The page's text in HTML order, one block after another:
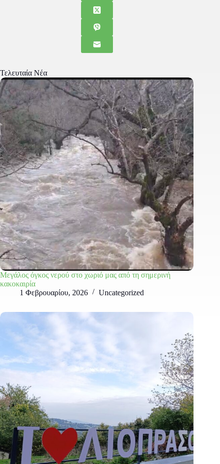
Τελευταία Νέα
Μεγάλος όγκος νερού στο χωριό μας από τη σημερινή
κακοκαιρία
1 Φεβρουαρίου, 2026
Uncategorized